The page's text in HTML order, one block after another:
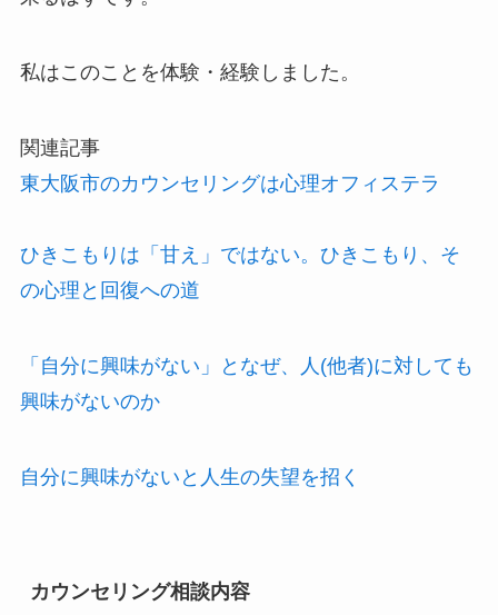
私はこのことを体験・経験しました。
関連記事
東大阪市のカウンセリングは心理オフィステラ
ひきこもりは「甘え」ではない。ひきこもり、そ
の心理と回復への道
「自分に興味がない」となぜ、人(他者)に対しても
興味がないのか
自分に興味がないと人生の失望を招く
カウンセリング相談内容